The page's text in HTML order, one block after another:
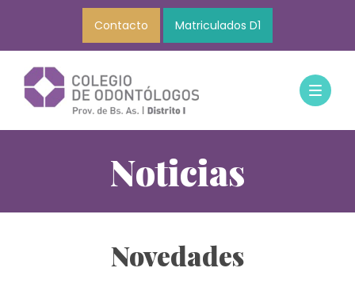
Contacto Matriculados D1
Noticias
Novedades